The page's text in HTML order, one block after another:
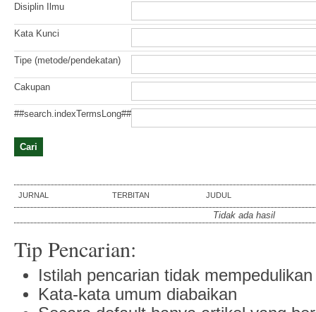
Disiplin Ilmu
Kata Kunci
Tipe (metode/pendekatan)
Cakupan
##search.indexTermsLong##
JURNAL TERBITAN JUDUL
Tidak ada hasil
Tip Pencarian:
Istilah pencarian tidak
Kata-kata umum diabaikan